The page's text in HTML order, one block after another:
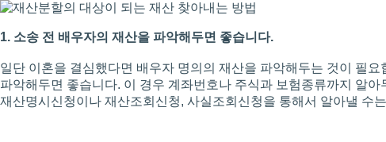
1. 소송 전 배우자의 재산을 파악해두면 좋습니다.
일단 이혼을 결심했다면 배우자 명의의 재산을 파악해두는 것이 필
파악해두면 좋습니다. 이 경우 계좌번호나 주식과 보험종류까지 알
재산명시신청이나 재산조회신청, 사실조회신청을 통해서 알아낼 수